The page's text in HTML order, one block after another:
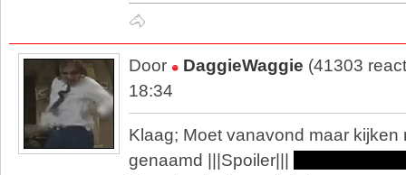
🐴
Door DaggieWaggie (41303
18:34
Klaag; Moet vanavond maar kijken
genaamd |||Spoiler|||